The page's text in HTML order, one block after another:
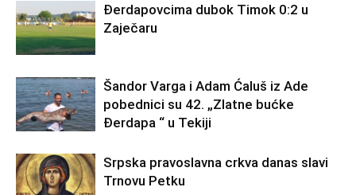
Đerdapovcima dubok Timok 0:2 u
Zaječaru
Šandor Varga i Adam Ćaluš iz Ade
pobednici su 42. „Zlatne bućke
Đerdapa “ u Tekiji
Srpska pravoslavna crkva danas slavi
Trnovu Petku